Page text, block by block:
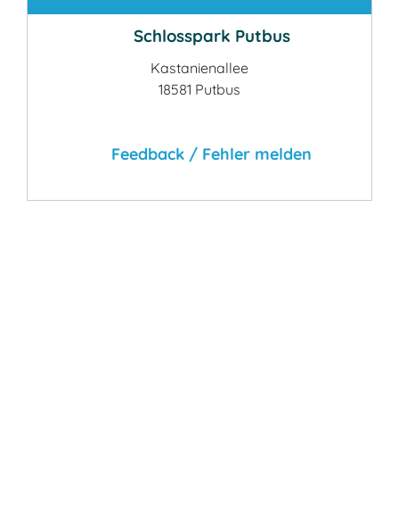
Schlosspark Putbus
Kastanienallee
18581 Putbus
Feedback / Fehler melden